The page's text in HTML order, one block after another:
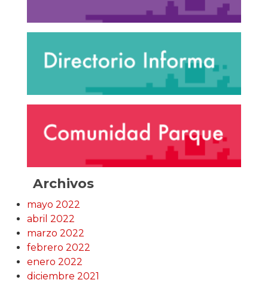
Archivos
mayo 2022
abril 2022
marzo 2022
febrero 2022
enero 2022
diciembre 2021